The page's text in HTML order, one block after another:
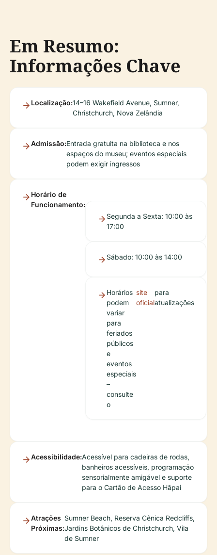
Em Resumo:
Informações Chave
Localização:14–16 Wakefield Avenue, Sumner,
Christchurch, Nova Zelândia
Admissão:Entrada gratuita na biblioteca e nos
espaços do museu; eventos especiais
podem exigir ingressos
Horário de
Funcionamento:
Segunda a Sexta: 10:00 às
17:00
Sábado: 10:00 às 14:00
Horários
podem
variar
para
feriados
públicos
e
eventos
especiais
–
consulte
o
site
oficial
para
atualizações
Acessibilidade:Acessível para cadeiras de rodas,
banheiros acessíveis, programação
sensorialmente amigável e suporte
para o Cartão de Acesso Hāpai
Atrações
Próximas:
Sumner Beach, Reserva Cênica Redcliffs,
Jardins Botânicos de Christchurch, Vila
de Sumner